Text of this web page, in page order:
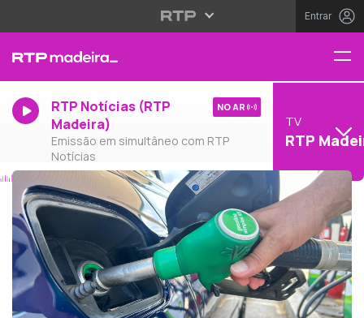
Entrar
RTP Notícias (RTP
Madeira)
Emissão em simultâneo com RTP
Notícias
NO AR
TV
RTP